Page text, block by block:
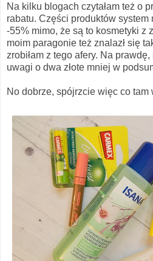
Na kilku blogach czytałam też o
rabatu. Części produktów system
-55% mimo, że są to kosmetyki z
moim paragonie też znalazł się
zrobiłam z tego afery. Na
uwagi o dwa złote mniej w
No dobrze, spójrzcie więc co tam